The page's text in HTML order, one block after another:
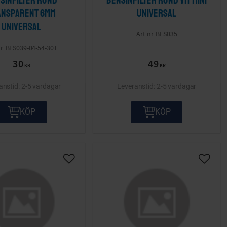
6mm
Universal
BES039-04-54-301
30 KR
2-5 vardagar
KÖP
Universal
BES035
49 KR
2-5 vardagar
KÖP
Lägg till i önskelista Lägg